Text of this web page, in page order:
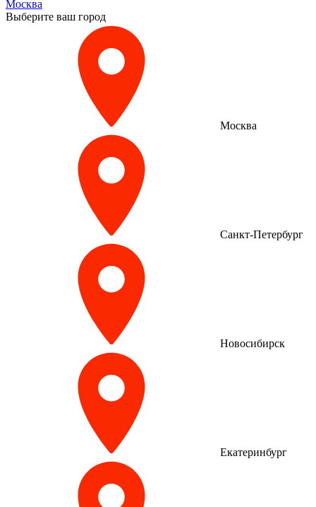
Москва
Выберите ваш город
Москва
Санкт-Петербург
Новосибирск
Екатеринбург